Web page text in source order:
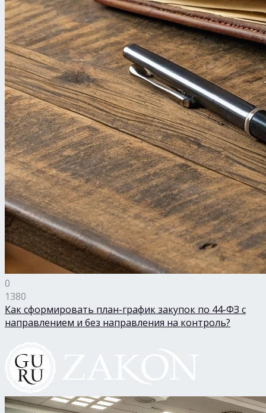
0
1380
Как сформировать план-график закупок по 44-ФЗ с
направлением и без направления на контроль?